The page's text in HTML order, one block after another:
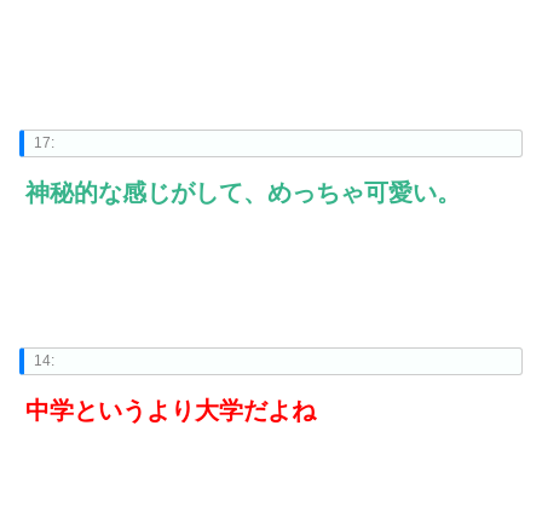
17:
神秘的な感じがして、めっちゃ可愛い。
14:
中学というより大学だよね